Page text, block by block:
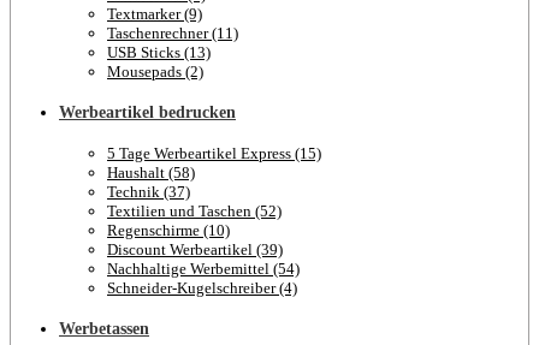
Textmarker (9)
Taschenrechner (11)
USB Sticks (13)
Mousepads (2)
Werbeartikel bedrucken
5 Tage Werbeartikel Express (15)
Haushalt (58)
Technik (37)
Textilien und Taschen (52)
Regenschirme (10)
Discount Werbeartikel (39)
Nachhaltige Werbemittel (54)
Schneider-Kugelschreiber (4)
Werbetassen